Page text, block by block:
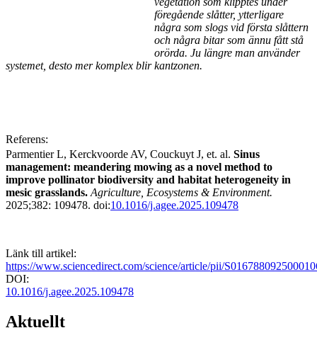
föregående slåtter, ytterligare
några som slogs vid första slåttern
och några bitar som ännu fått stå
orörda. Ju längre man använder
systemet, desto mer komplex blir kantzonen.
Referens:
Parmentier L, Kerckvoorde AV, Couckuyt J, et. al. Sinus
management: meandering mowing as a novel method to
improve pollinator biodiversity and habitat heterogeneity in
mesic grasslands. Agriculture, Ecosystems & Environment.
2025;382: 109478. doi:10.1016/j.agee.2025.109478
Länk till artikel:
https://www.sciencedirect.com/science/article/pii/
DOI:
10.1016/j.agee.2025.109478
Aktuellt